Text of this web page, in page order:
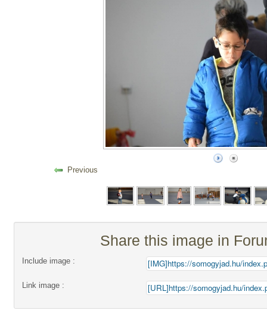
Previous
Share this image in
Include image :
Link image :